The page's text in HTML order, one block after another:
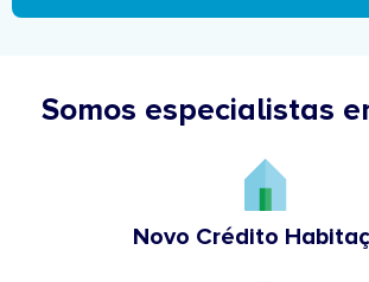
Somos especialistas
Novo Crédito